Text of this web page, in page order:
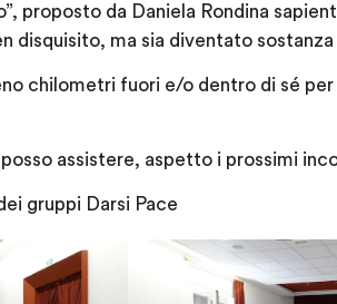
proposto da Daniela Rondina
disquisito, ma sia diventato
chilometri fuori e/o dentro di sé
assistere, aspetto i prossimi
gruppi Darsi Pace